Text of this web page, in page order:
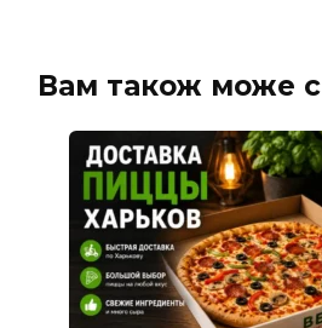
Вам також може